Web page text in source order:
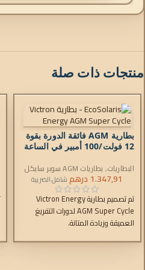
منتجات ذات صلة
بطارية AGM فائقة الدورة بقوة
12 فولت/100 أمبير في الساعة
البطاريات, بطاريات AGM سوبر سايكل
1.347,91 درهم شامل الضريبة
تم تصميم بطارية Victron Energy
AGM Super Cycle لدورات التفريغ
العميقة وزيادة المتانة.